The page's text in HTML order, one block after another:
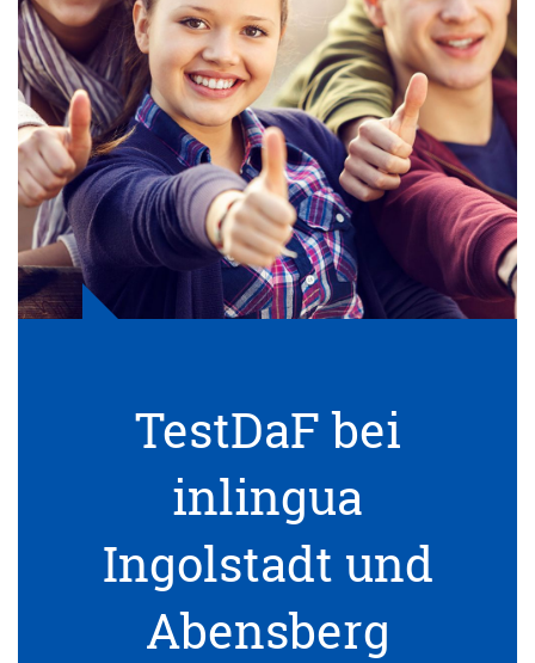
TestDaF bei
inlingua
Ingolstadt und
Abensberg